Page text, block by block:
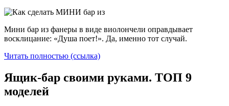
Мини бар из фанеры в виде виолончели оправдывает
восклицание: «Душа поет!». Да, именно тот случай.
Читать полностью (ссылка)
Ящик-бар своими руками. ТОП 9
моделей